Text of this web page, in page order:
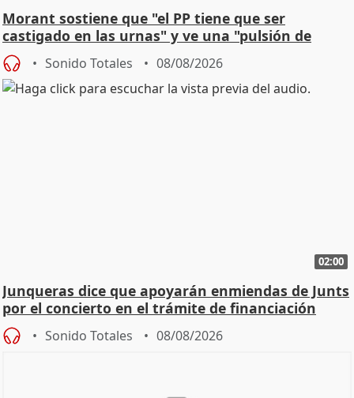
Morant sostiene que "el PP tiene que ser
castigado en las urnas" y ve una "pulsión de
cambio"
Sonido Totales 08/08/2026
02:00
Junqueras dice que apoyarán enmiendas de Junts
por el concierto en el trámite de financiación
Sonido Totales 08/08/2026